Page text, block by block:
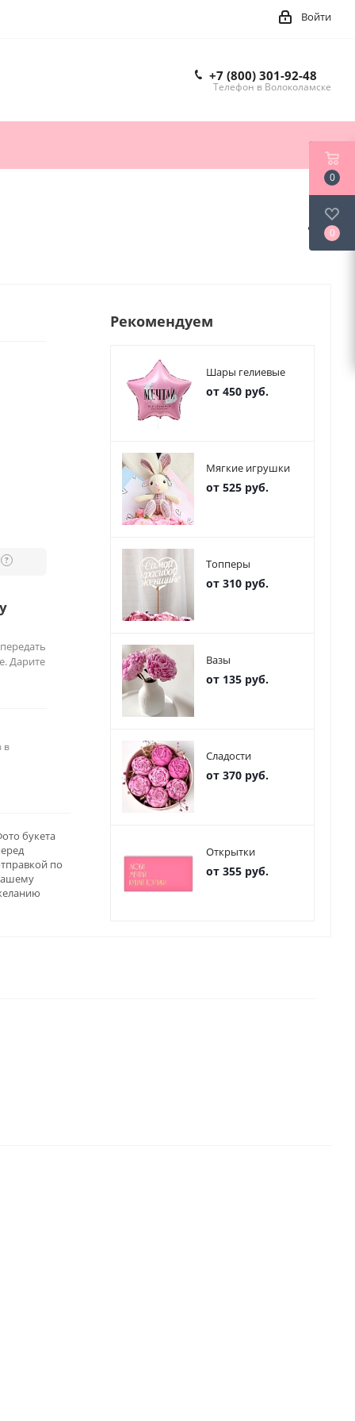
Войти
+7 (800) 301-92-48
Телефон в Волоколамске
?
Дарите
в
букета
по
Рекомендуем
Шары гелиевые
от 450 руб.
Мягкие игрушки
от 525 руб.
Топперы
от 310 руб.
Вазы
от 135 руб.
Сладости
от 370 руб.
Открытки
от 355 руб.
0
0